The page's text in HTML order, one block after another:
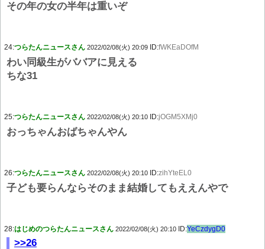
その年の女の半年は重いぞ
24:つらたんニュースさん 2022/02/08(火) 20:09 ID:fWKEaDOfM
わい同級生がババアに見える
ちな31
25:つらたんニュースさん 2022/02/08(火) 20:10 ID:jOGM5XMj0
おっちゃんおばちゃんやん
26:つらたんニュースさん 2022/02/08(火) 20:10 ID:zihYteEL0
子ども要らんならそのまま結婚してもええんやで
28:はじめのつらたんニュースさん 2022/02/08(火) 20:10 ID:YeCzdygD0
>>26